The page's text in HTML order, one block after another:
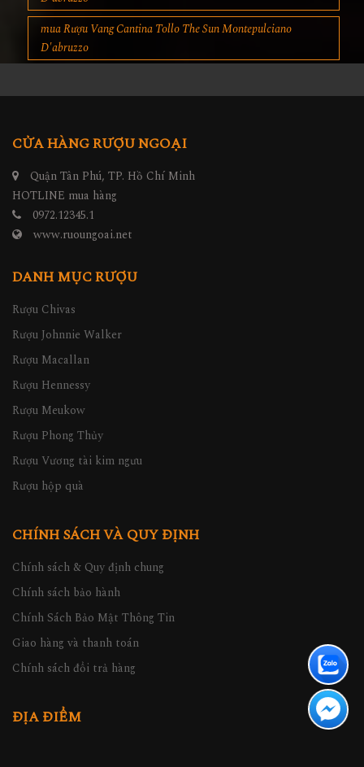
mua Rượu Vang Cantina Tollo The Sun Montepulciano
D'abruzzo
CỬA HÀNG RƯỢU NGOẠI
Quận Tân Phú, TP. Hồ Chí Minh
HOTLINE mua hàng
0972.12345.1
www.ruoungoai.net
DANH MỤC RƯỢU
Rượu Chivas
Rượu Johnnie Walker
Rượu Macallan
Rượu Hennessy
Rượu Meukow
Rượu Phong Thủy
Rượu Vương tài kim ngưu
Rượu hộp quà
CHÍNH SÁCH VÀ QUY ĐỊNH
Chính sách & Quy định chung
Chính sách bảo hành
Chính Sách Bảo Mật Thông Tin
Giao hàng và thanh toán
Chính sách đổi trả hàng
ĐỊA ĐIỂM